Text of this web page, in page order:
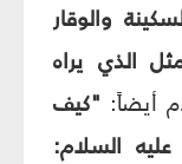
والوقار
الذي يراه
أيضاً: "كيف
السلام: